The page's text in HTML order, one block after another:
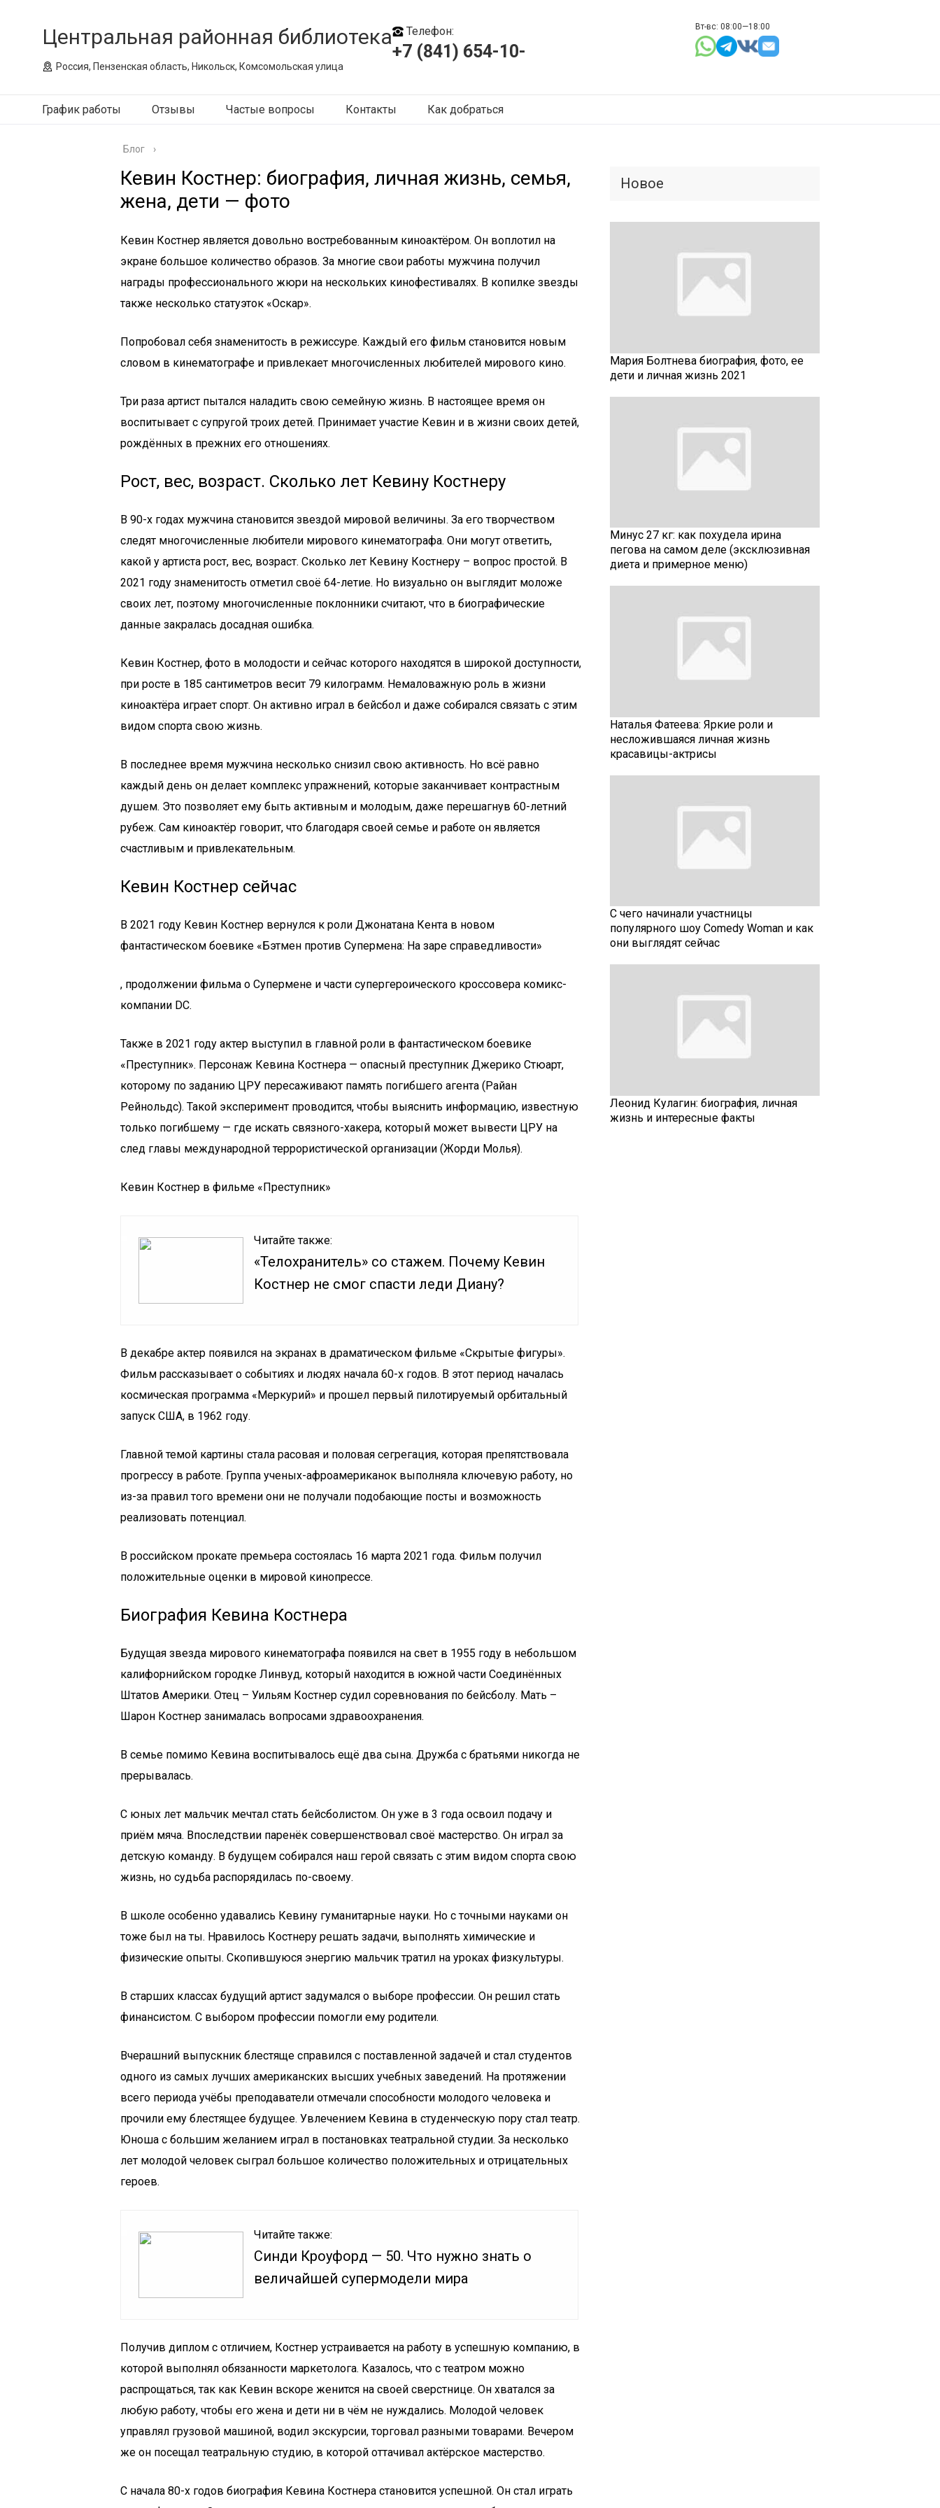
Центральная районная библиотека
Россия, Пензенская область, Никольск, Комсомольская улица
Телефон:
+7 (841) 654-10-
Вт-вс: 08:00—18:00
График работы Отзывы Частые вопросы Контакты Как добраться
Блог ›
Кевин Костнер: биография, личная жизнь, семья,
жена, дети — фото
Кевин Костнер является довольно востребованным киноактёром. Он воплотил на
экране большое количество образов. За многие свои работы мужчина получил
награды профессионального жюри на нескольких кинофестивалях. В копилке звезды
также несколько статуэток «Оскар».
Попробовал себя знаменитость в режиссуре. Каждый его фильм становится новым
словом в кинематографе и привлекает многочисленных любителей мирового кино.
Три раза артист пытался наладить свою семейную жизнь. В настоящее время он
воспитывает с супругой троих детей. Принимает участие Кевин и в жизни своих детей,
рождённых в прежних его отношениях.
Рост, вес, возраст. Сколько лет Кевину Костнеру
В 90-х годах мужчина становится звездой мировой величины. За его творчеством
следят многочисленные любители мирового кинематографа. Они могут ответить,
какой у артиста рост, вес, возраст. Сколько лет Кевину Костнеру – вопрос простой. В
2021 году знаменитость отметил своё 64-летие. Но визуально он выглядит моложе
своих лет, поэтому многочисленные поклонники считают, что в биографические
данные закралась досадная ошибка.
Кевин Костнер, фото в молодости и сейчас которого находятся в широкой доступности,
при росте в 185 сантиметров весит 79 килограмм. Немаловажную роль в жизни
киноактёра играет спорт. Он активно играл в бейсбол и даже собирался связать с этим
видом спорта свою жизнь.
В последнее время мужчина несколько снизил свою активность. Но всё равно
каждый день он делает комплекс упражнений, которые заканчивает контрастным
душем. Это позволяет ему быть активным и молодым, даже перешагнув 60-летний
рубеж. Сам киноактёр говорит, что благодаря своей семье и работе он является
счастливым и привлекательным.
Кевин Костнер сейчас
В 2021 году Кевин Костнер вернулся к роли Джонатана Кента в новом
фантастическом боевике «Бэтмен против Супермена: На заре справедливости»
, продолжении фильма о Супермене и части супергероического кроссовера комикс-
компании DC.
Также в 2021 году актер выступил в главной роли в фантастическом боевике
«Преступник». Персонаж Кевина Костнера — опасный преступник Джерико Стюарт,
которому по заданию ЦРУ пересаживают память погибшего агента (Райан
Рейнольдс). Такой эксперимент проводится, чтобы выяснить информацию, известную
только погибшему — где искать связного-хакера, который может вывести ЦРУ на
след главы международной террористической организации (Жорди Молья).
Кевин Костнер в фильме «Преступник»
Читайте также:
«Телохранитель» со стажем. Почему Кевин
Костнер не смог спасти леди Диану?
В декабре актер появился на экранах в драматическом фильме «Скрытые фигуры».
Фильм рассказывает о событиях и людях начала 60-х годов. В этот период началась
космическая программа «Меркурий» и прошел первый пилотируемый орбитальный
запуск США, в 1962 году.
Главной темой картины стала расовая и половая сегрегация, которая препятствовала
прогрессу в работе. Группа ученых-афроамериканок выполняла ключевую работу, но
из-за правил того времени они не получали подобающие посты и возможность
реализовать потенциал.
В российском прокате премьера состоялась 16 марта 2021 года. Фильм получил
положительные оценки в мировой кинопрессе.
Биография Кевина Костнера
Будущая звезда мирового кинематографа появился на свет в 1955 году в небольшом
калифорнийском городке Линвуд, который находится в южной части Соединённых
Штатов Америки. Отец – Уильям Костнер судил соревнования по бейсболу. Мать –
Шарон Костнер занималась вопросами здравоохранения.
В семье помимо Кевина воспитывалось ещё два сына. Дружба с братьями никогда не
прерывалась.
С юных лет мальчик мечтал стать бейсболистом. Он уже в 3 года освоил подачу и
приём мяча. Впоследствии паренёк совершенствовал своё мастерство. Он играл за
детскую команду. В будущем собирался наш герой связать с этим видом спорта свою
жизнь, но судьба распорядилась по-своему.
В школе особенно удавались Кевину гуманитарные науки. Но с точными науками он
тоже был на ты. Нравилось Костнеру решать задачи, выполнять химические и
физические опыты. Скопившуюся энергию мальчик тратил на уроках физкультуры.
В старших классах будущий артист задумался о выборе профессии. Он решил стать
финансистом. С выбором профессии помогли ему родители.
Вчерашний выпускник блестяще справился с поставленной задачей и стал студентов
одного из самых лучших американских высших учебных заведений. На протяжении
всего периода учёбы преподаватели отмечали способности молодого человека и
прочили ему блестящее будущее. Увлечением Кевина в студенческую пору стал театр.
Юноша с большим желанием играл в постановках театральной студии. За несколько
лет молодой человек сыграл большое количество положительных и отрицательных
героев.
Читайте также:
Синди Кроуфорд — 50. Что нужно знать о
величайшей супермодели мира
Получив диплом с отличием, Костнер устраивается на работу в успешную компанию, в
которой выполнял обязанности маркетолога. Казалось, что с театром можно
распрощаться, так как Кевин вскоре женится на своей сверстнице. Он хватался за
любую работу, чтобы его жена и дети ни в чём не нуждались. Молодой человек
управлял грузовой машиной, водил экскурсии, торговал разными товарами. Вечером
же он посещал театральную студию, в которой оттачивал актёрское мастерство.
С начала 80-х годов биография Кевина Костнера становится успешной. Он стал играть
Новое
Мария Болтнева биография, фото, ее
дети и личная жизнь 2021
Минус 27 кг: как похудела ирина
пегова на самом деле (эксклюзивная
диета и примерное меню)
Наталья Фатеева: Яркие роли и
несложившаяся личная жизнь
красавицы-актрисы
С чего начинали участницы
популярного шоу Comedy Woman и как
они выглядят сейчас
Леонид Кулагин: биография, личная
жизнь и интересные факты